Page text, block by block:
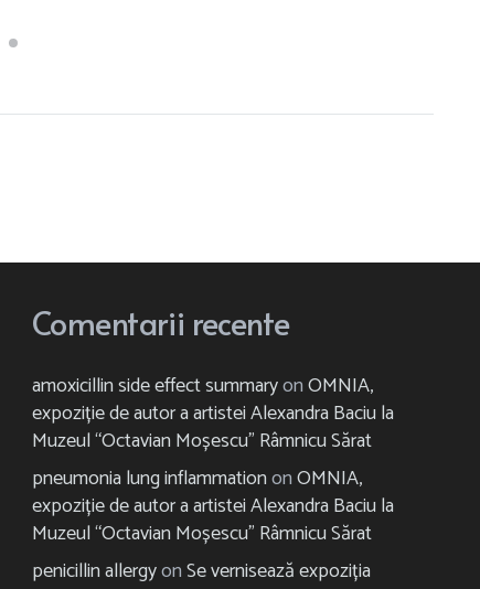
Comentarii recente
amoxicillin side effect summaryonOMNIA,
expoziție de autor a artistei Alexandra Baciu la
Muzeul “Octavian Moșescu” Râmnicu Sărat
pneumonia lung inflammationonOMNIA,
expoziție de autor a artistei Alexandra Baciu la
Muzeul “Octavian Moșescu” Râmnicu Sărat
penicillin allergyonSe vernisează expoziția